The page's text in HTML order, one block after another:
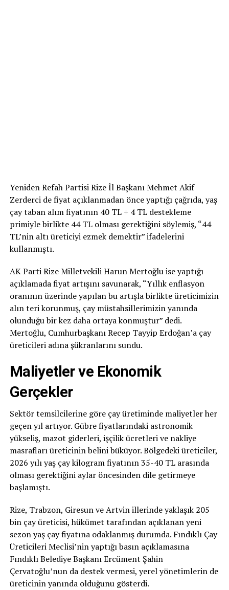
Yeniden Refah Partisi Rize İl Başkanı Mehmet Akif
Zerderci de fiyat açıklanmadan önce yaptığı çağrıda, yaş
çay taban alım fiyatının 40 TL + 4 TL destekleme
primiyle birlikte 44 TL olması gerektiğini söylemiş, “44
TL’nin altı üreticiyi ezmek demektir” ifadelerini
kullanmıştı.
AK Parti Rize Milletvekili Harun Mertoğlu ise yaptığı
açıklamada fiyat artışını savunarak, “Yıllık enflasyon
oranının üzerinde yapılan bu artışla birlikte üreticimizin
alın teri korunmuş, çay müstahsillerimizin yanında
olunduğu bir kez daha ortaya konmuştur” dedi.
Mertoğlu, Cumhurbaşkanı Recep Tayyip Erdoğan’a çay
üreticileri adına şükranlarını sundu.
Maliyetler ve Ekonomik
Gerçekler
Sektör temsilcilerine göre çay üretiminde maliyetler her
geçen yıl artıyor. Gübre fiyatlarındaki astronomik
yükseliş, mazot giderleri, işçilik ücretleri ve nakliye
masrafları üreticinin belini büküyor. Bölgedeki üreticiler,
2026 yılı yaş çay kilogram fiyatının 35-40 TL arasında
olması gerektiğini aylar öncesinden dile getirmeye
başlamıştı.
Rize, Trabzon, Giresun ve Artvin illerinde yaklaşık 205
bin çay üreticisi, hükümet tarafından açıklanan yeni
sezon yaş çay fiyatına odaklanmış durumda. Fındıklı Çay
Üreticileri Meclisi’nin yaptığı basın açıklamasına
Fındıklı Belediye Başkanı Ercüment Şahin
Çervatoğlu’nun da destek vermesi, yerel yönetimlerin de
üreticinin yanında olduğunu gösterdi.